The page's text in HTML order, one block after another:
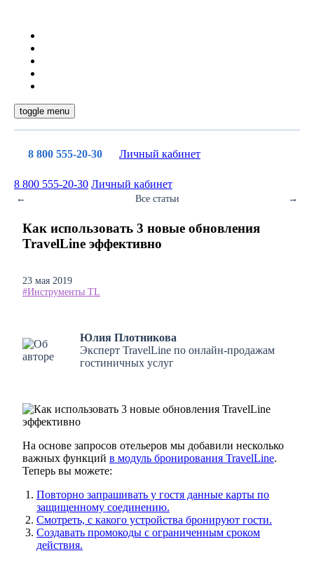
toggle menu
8 800 555-20-30 Личный кабинет
8 800 555-20-30 Личный кабинет
← Все статьи →
Как использовать 3 новые обновления
TravelLine эффективно
23 мая 2019
#Инструменты TL
Юлия Плотникова
Эксперт TravelLine по онлайн-продажам
гостиничных услуг
На основе запросов отельеров мы добавили несколько
важных функций в модуль бронирования TravelLine.
Теперь вы можете:
Повторно запрашивать у гостя данные карты по
защищенному соединению.
Смотреть, с какого устройства бронируют гости.
Создавать промокоды с ограниченным сроком
действия.